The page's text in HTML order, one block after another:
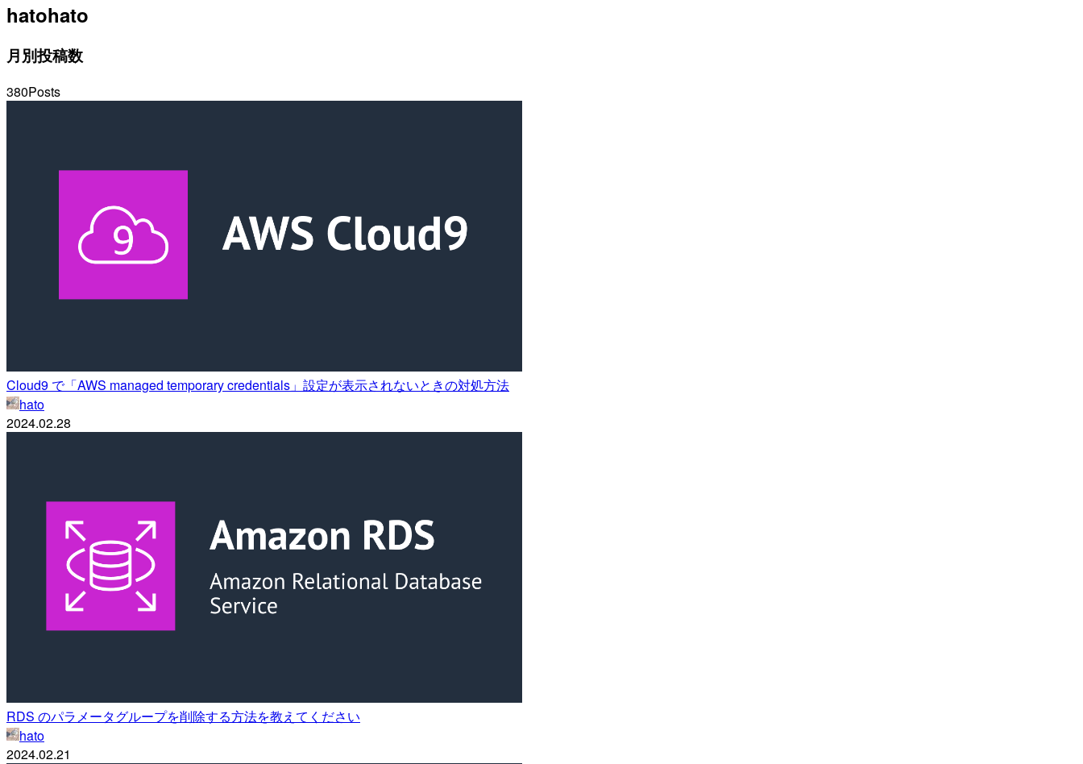
hatohato
月別投稿数
380Posts
Cloud9 で「AWS managed temporary credentials」設定が表示されないときの対処方法
hato
2024.02.28
RDS のパラメータグループを削除する方法を教えてください
hato
2024.02.21